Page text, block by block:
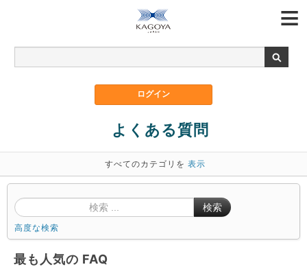
よくある質問
すべてのカテゴリを 表示
検索
高度な検索
最も人気の FAQ